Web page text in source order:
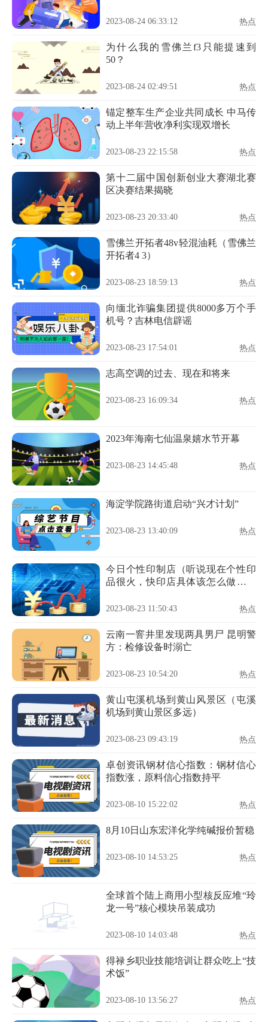
2023-08-24 06:33:12 热点
为什么我的雪佛兰f3只能提速到
50？
2023-08-24 02:49:51 热点
锚定整车生产企业共同成长 中马传
动上半年营收净利实现双增长
2023-08-23 22:15:58 热点
第十二届中国创新创业大赛湖北赛
区决赛结果揭晓
2023-08-23 20:33:40 热点
雪佛兰开拓者48v轻混油耗（雪佛兰
开拓者4 3）
2023-08-23 18:59:13 热点
向缅北诈骗集团提供8000多万个手
机号？吉林电信辟谣
2023-08-23 17:54:01 热点
志高空调的过去、现在和将来
2023-08-23 16:09:34 热点
2023年海南七仙温泉嬉水节开幕
2023-08-23 14:45:48 热点
海淀学院路街道启动“兴才计划”
2023-08-23 13:40:09 热点
今日个性印制店（听说现在个性印
品很火，快印店具体该怎么做个性
2023-08-23 11:50:43 热点
云南一窨井里发现两具男尸 昆明警
方：检修设备时溺亡
2023-08-23 10:54:20 热点
黄山屯溪机场到黄山风景区（屯溪
机场到黄山景区多远）
2023-08-23 09:43:19 热点
卓创资讯钢材信心指数：钢材信心
指数涨，原料信心指数持平
2023-08-10 15:22:02 热点
8月10日山东宏洋化学纯碱报价暂稳
2023-08-10 14:53:25 热点
全球首个陆上商用小型核反应堆“玲
龙一号”核心模块吊装成功
2023-08-10 14:03:48 热点
得禄乡职业技能培训让群众吃上“技
术饭”
2023-08-10 13:56:27 热点